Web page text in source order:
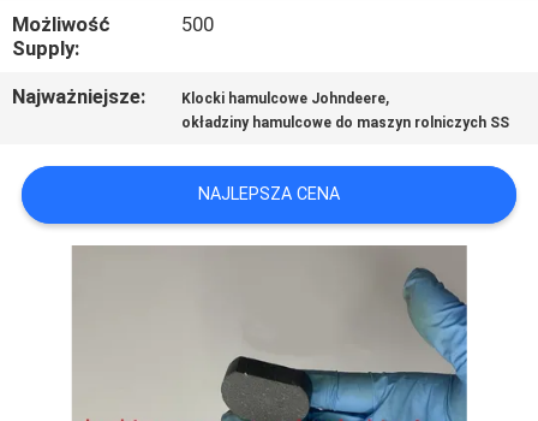
AKTUALNOŚCI
POPROSIĆ
WYCENĘ
SITEMAP
Możliwość
Supply:
500
Najważniejsze: Klocki hamulcowe Johndeere,
okładziny hamulcowe do maszyn rolniczych SS
NAJLEPSZA CENA